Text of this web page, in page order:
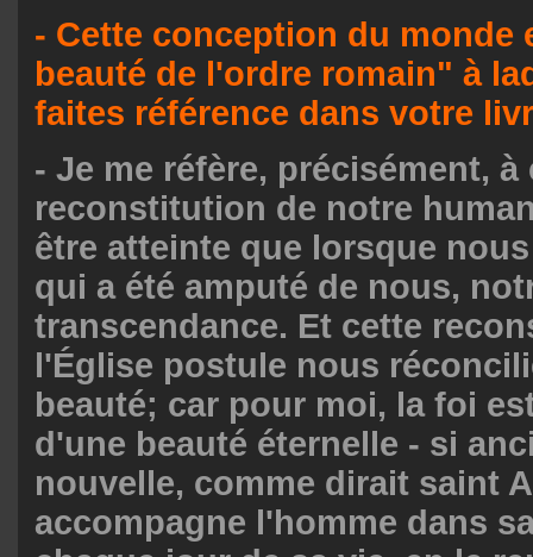
- Cette conception du monde
beauté de l'ordre romain" à
faites référence dans votre
- Je me réfère, précisément, à
reconstitution de notre
être atteinte que lorsque
qui a été amputé de nous,
transcendance. Et cette
l'Église postule nous
beauté; car pour moi, la foi
d'une beauté éternelle - si
nouvelle, comme dirait saint
accompagne l'homme dans